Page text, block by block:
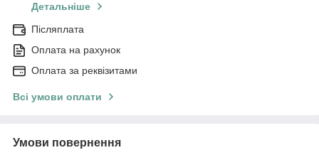
Детальніше
Післяплата
Оплата на рахунок
Оплата за реквізитами
Всі умови оплати
Умови повернення